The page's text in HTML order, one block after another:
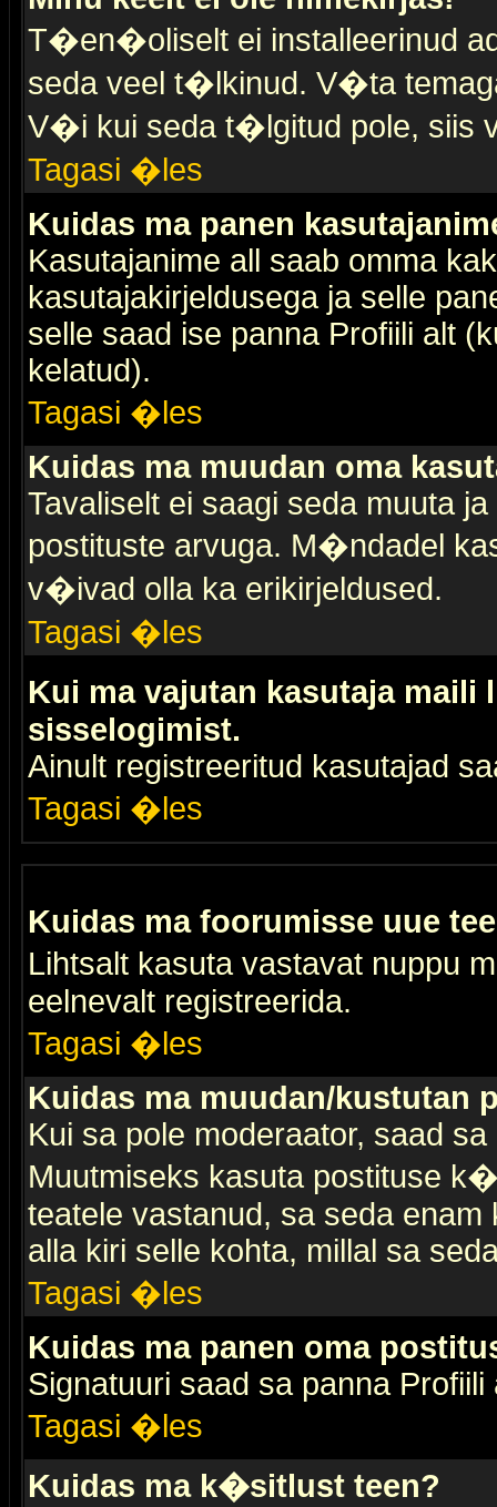
T�en�oliselt ei installeerinud
seda veel t�lkinud. V�ta
V�i kui seda t�lgitud pole, siis
Tagasi �les
Kuidas ma panen
Kasutajanime all saab omma
kasutajakirjeldusega ja selle
selle saad ise panna Profiili alt
kelatud).
Tagasi �les
Kuidas ma muudan oma
Tavaliselt ei saagi seda muuta
postituste arvuga. M�ndadel
v�ivad olla ka erikirjeldused.
Tagasi �les
Kui ma vajutan kasutaja
sisselogimist.
Ainult registreeritud kasutajad
Tagasi �les
Kuidas ma foorumisse uue
Lihtsalt kasuta vastavat nuppu
eelnevalt registreerida.
Tagasi �les
Kuidas ma muudan/kustutan
Kui sa pole moderaator, saad
Muutmiseks kasuta postituse
teatele vastanud, sa seda
alla kiri selle kohta, millal sa
Tagasi �les
Kuidas ma panen oma
Signatuuri saad sa panna Profiili
Tagasi �les
Kuidas ma k�sitlust teen?